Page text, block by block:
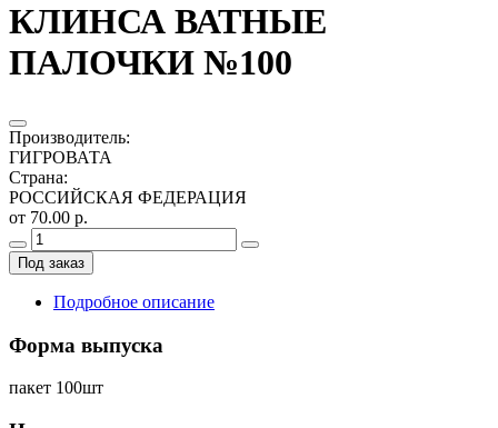
КЛИНСА ВАТНЫЕ
ПАЛОЧКИ №100
Производитель:
ГИГРОВАТА
Страна:
РОССИЙСКАЯ ФЕДЕРАЦИЯ
от 70.00 р.
Под заказ
Подробное описание
Форма выпуска
пакет 100шт